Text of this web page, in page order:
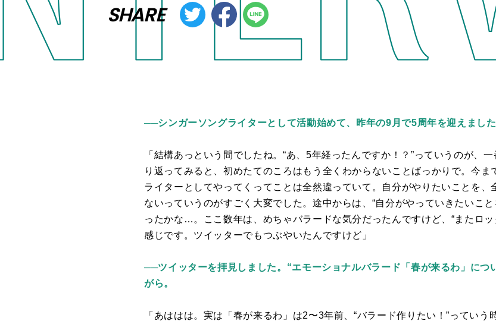
SHARE
──シンガーソングライターとして活動始めて、昨年の9月で5周年を迎えました
「結構あっという間でしたね。“あ、 5年経ったんですか！？”っていうのが、
り返ってみると、初めたてのころはもう全くわからないことばっかりで。今
ライターとしてやってくってことは全然違っていて。自分がやりたいことを、
ないっていうのがすごく大変でした。途中からは、“自分がやっていきたいこ
ったかな…。ここ数年は、めちゃバラードな気分だったんですけど、“またロッ
感じです。ツイッターでもつぶやいたんですけど」
──ツイッターを拝見しました。“エモーショナルバラード「春が来るわ」につ
がら。
「あははは。実は「春が来るわ」は2〜3年前、“バラード作りたい！”ってい